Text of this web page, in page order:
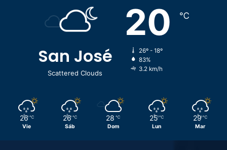
San José
Scattered Clouds
20 ℃
26º - 18º
83%
3.2 km/h
26 ℃
Vie
26 ℃
Sáb
28 ℃
Dom
25 ℃
Lun
29 ℃
Mar